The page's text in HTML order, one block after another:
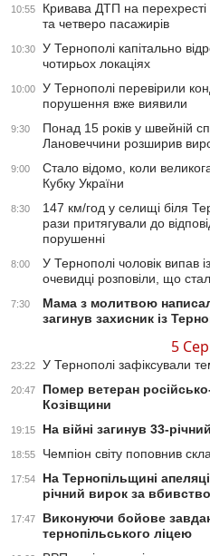
10:55
Кривава ДТП на перехресті
та четверо пасажирів
10:30
У Тернополі капітально
чотирьох локаціях
10:00
У Тернополі перевірили
порушення вже виявили
9:30
Понад 15 років у швейній
Лановеччини розширив
9:00
Стало відомо, коли
Кубку України
8:30
147 км/год у селищі біля
рази притягували до
порушенні
8:00
У Тернополі чоловік випав
очевидці розповіли, що
7:30
Мама з молитвою
загинув захисник із
5
23:22 У Тернополі зафіксували
20:47
Помер ветеран
Козівщини
19:15 На війні загинув 33-
18:55 Чемпіон світу поповнив
17:54
На Тернопільщині
річний вирок за
17:47
Виконуючи бойове
тернопільського ліцею